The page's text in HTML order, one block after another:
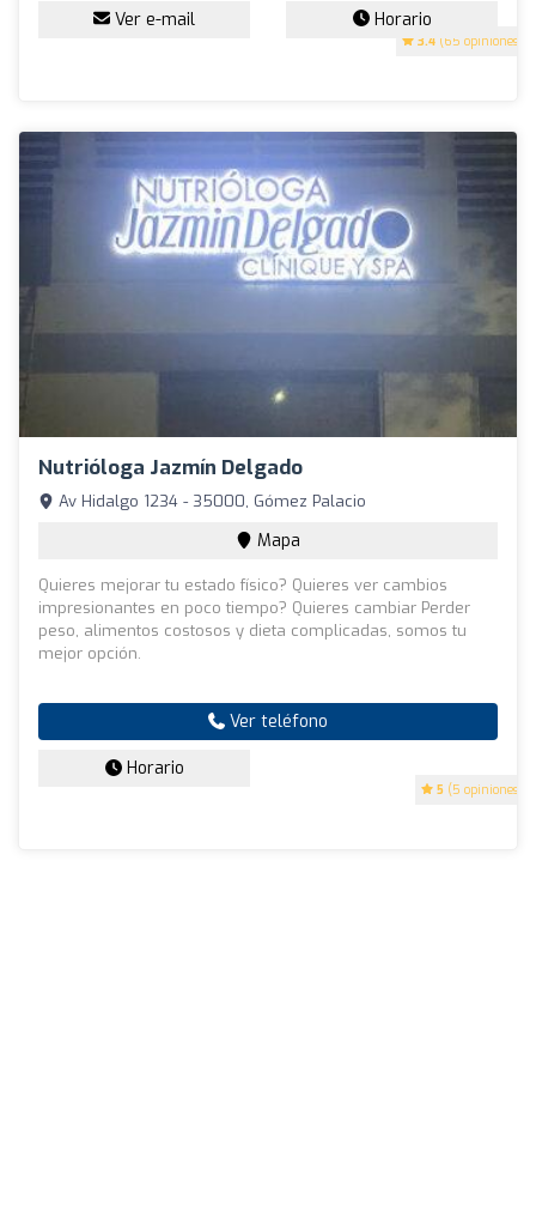
3.4 (65 opiniones)
Ver e-mail Horario
Nutrióloga Jazmín Delgado
5 (5 opiniones)
Av Hidalgo 1234 - 35000, Gómez Palacio
Mapa
Quieres mejorar tu estado físico? Quieres ver cambios
impresionantes en poco tiempo? Quieres cambiar Perder
peso, alimentos costosos y dieta complicadas, somos tu
mejor opción.
Ver teléfono
Horario